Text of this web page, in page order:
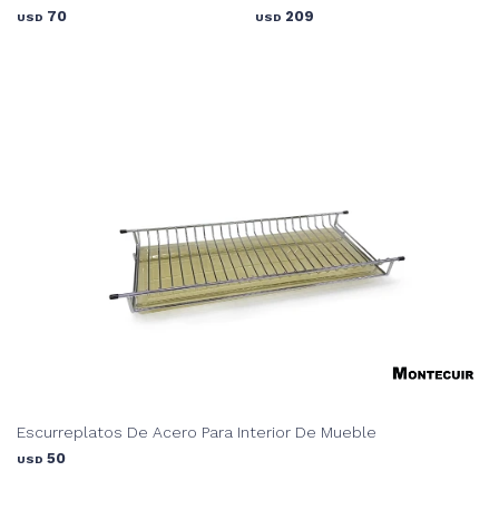
USD 70 USD 209
Escurreplatos De Acero Para Interior De Mueble
USD 50